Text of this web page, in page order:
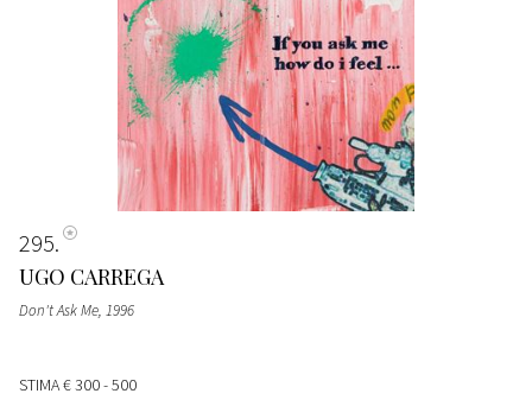
295
UGO CARREGA
Don't Ask Me, 1996
STIMA€ 300 - 500